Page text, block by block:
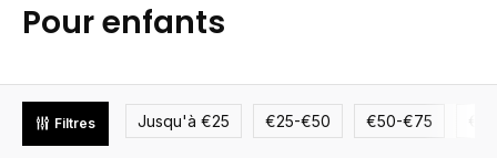
Pour enfants
Jusqu'à €25 €25-€50 €50-€75
Filtres